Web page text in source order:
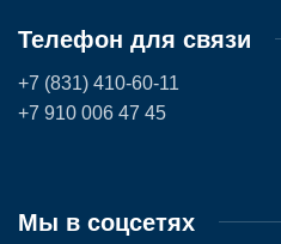
Телефон для связи
+7 (831) 410-60-11
+7 910 006 47 45
Мы в соцсетях